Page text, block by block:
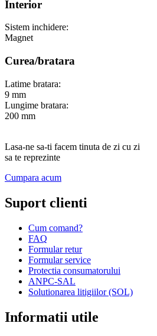
Interior
Sistem inchidere:
Magnet
Curea/bratara
Latime bratara:
9 mm
Lungime bratara:
200 mm
Lasa-ne sa-ti facem tinuta de zi cu zi
sa te reprezinte
Cumpara acum
Suport clienti
Cum comand?
FAQ
Formular retur
Formular service
Protectia consumatorului
ANPC-SAL
Solutionarea litigiilor (SOL)
Informatii utile